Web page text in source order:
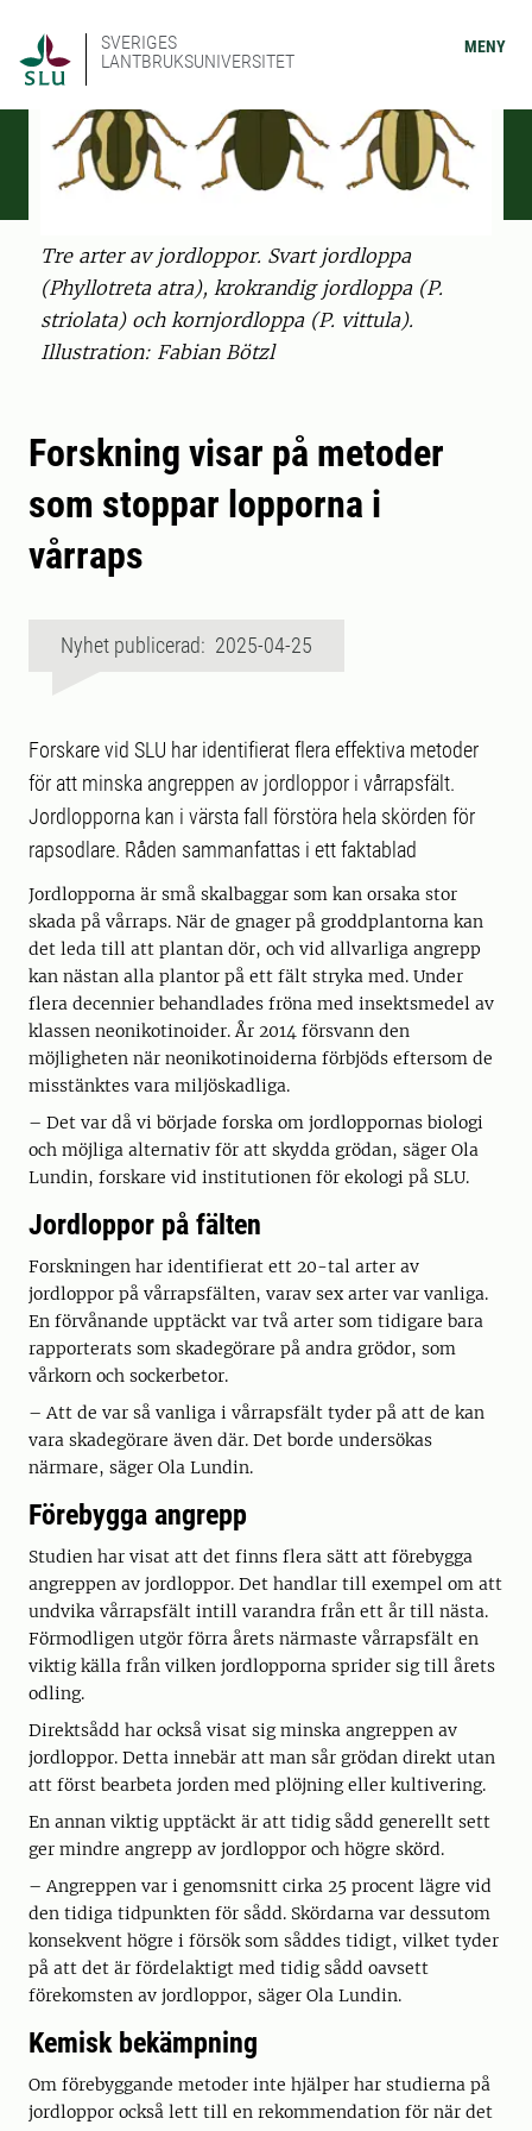
SVERIGES
LANTBRUKSUNIVERSITET
MENY
Tre arter av jordloppor. Svart jordloppa
(Phyllotreta atra), krokrandig jordloppa (P.
striolata) och kornjordloppa (P. vittula).
Illustration: Fabian Bötzl
Forskning visar på metoder
som stoppar lopporna i
vårraps
Nyhet publicerad: 2025-04-25
Forskare vid SLU har identifierat flera effektiva metoder
för att minska angreppen av jordloppor i vårrapsfält.
Jordlopporna kan i värsta fall förstöra hela skörden för
rapsodlare. Råden sammanfattas i ett faktablad
Jordlopporna är små skalbaggar som kan orsaka stor
skada på vårraps. När de gnager på groddplantorna kan
det leda till att plantan dör, och vid allvarliga angrepp
kan nästan alla plantor på ett fält stryka med. Under
flera decennier behandlades fröna med insektsmedel av
klassen neonikotinoider. År 2014 försvann den
möjligheten när neonikotinoiderna förbjöds eftersom de
misstänktes vara miljöskadliga.
– Det var då vi började forska om jordloppornas biologi
och möjliga alternativ för att skydda grödan, säger Ola
Lundin, forskare vid institutionen för ekologi på SLU.
Jordloppor på fälten
Forskningen har identifierat ett 20-tal arter av
jordloppor på vårrapsfälten, varav sex arter var vanliga.
En förvånande upptäckt var två arter som tidigare bara
rapporterats som skadegörare på andra grödor, som
vårkorn och sockerbetor.
– Att de var så vanliga i vårrapsfält tyder på att de kan
vara skadegörare även där. Det borde undersökas
närmare, säger Ola Lundin.
Förebygga angrepp
Studien har visat att det finns flera sätt att förebygga
angreppen av jordloppor. Det handlar till exempel om att
undvika vårrapsfält intill varandra från ett år till nästa.
Förmodligen utgör förra årets närmaste vårrapsfält en
viktig källa från vilken jordlopporna sprider sig till årets
odling.
Direktsådd har också visat sig minska angreppen av
jordloppor. Detta innebär att man sår grödan direkt utan
att först bearbeta jorden med plöjning eller kultivering.
En annan viktig upptäckt är att tidig sådd generellt sett
ger mindre angrepp av jordloppor och högre skörd.
– Angreppen var i genomsnitt cirka 25 procent lägre vid
den tidiga tidpunkten för sådd. Skördarna var dessutom
konsekvent högre i försök som såddes tidigt, vilket tyder
på att det är fördelaktigt med tidig sådd oavsett
förekomsten av jordloppor, säger Ola Lundin.
Kemisk bekämpning
Om förebyggande metoder inte hjälper har studierna på
jordloppor också lett till en rekommendation för när det